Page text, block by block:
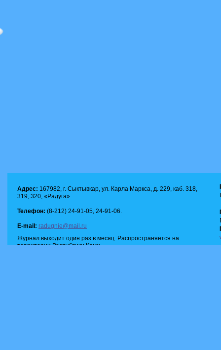
Адрес: 167982, г. Сыктывкар, ул. Карла Маркса, д. 229, каб. 318,
319, 320, «Радуга»
Телефон: (8-212) 24-91-05, 24-91-06.
E-mail: radugnie@mail.ru
Журнал выходит один раз в месяц. Распространяется на
территории Республики Коми.